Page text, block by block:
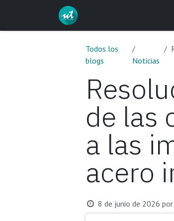
Todos los
blogs
Noticias
de las
a las
acero
8 de junio de 2026 por